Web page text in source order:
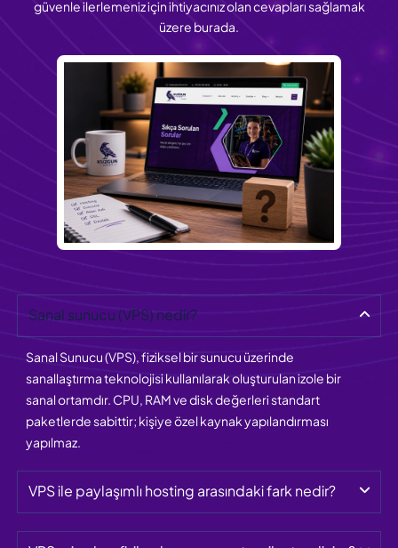
güvenle ilerlemeniz için ihtiyacınız olan cevapları sağlamak
üzere burada.
Sanal sunucu (VPS) nedir?
Sanal Sunucu (VPS), fiziksel bir sunucu üzerinde
sanallaştırma teknolojisi kullanılarak oluşturulan izole bir
sanal ortamdır. CPU, RAM ve disk değerleri standart
paketlerde sabittir; kişiye özel kaynak yapılandırması
yapılmaz.
VPS ile paylaşımlı hosting arasındaki fark nedir?